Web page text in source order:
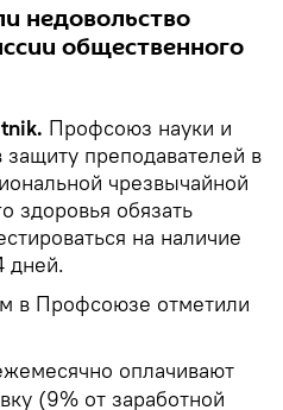
недовольство
общественного
Профсоюз науки и
преподавателей в
чрезвычайной
здоровья обязать
на наличие
дней.
в Профсоюзе отметили
оплачивают
(9% от заработной